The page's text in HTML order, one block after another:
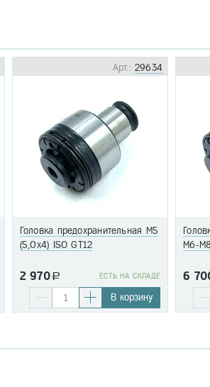
Арт.:29634
Головка предохранительная М5
(5,0х4) ISO GT12
2 970a EСТЬ НА СКЛАДЕ
В корзину
М6-
6